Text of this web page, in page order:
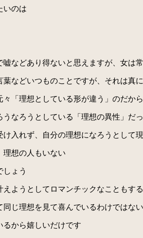
いのは
などあり得ないと思えますが、女は
などいつものことですが、それは真
「理想としている形が違う」のだか
なろうとしている「理想の異性」だ
入れず、自分の理想になろうとして
想の人もいない
ょう
ようとしてロマンチックなこともす
じ理想を見て喜んでいるわけではな
から嬉しいだけです